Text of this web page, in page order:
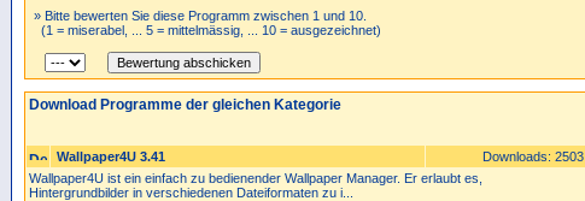
» Bitte bewerten Sie diese Programm zwischen 1 und 10.
(1 = miserabel, ... 5 = mittelmässig, ... 10 = ausgezeichnet)
Download Programme der gleichen Kategorie
Wallpaper4U 3.41
Downloads: 2503
Wallpaper4U ist ein einfach zu bedienender Wallpaper Manager. Er erlaubt es,
Hintergrundbilder in verschiedenen Dateiformaten zu i...